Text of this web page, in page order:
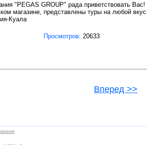
"PEGAS GROUP" рада приветствовать Вас!
магазине, представлены туры на любой вкус
Куала
Просмотров: 20633
Вперед >>